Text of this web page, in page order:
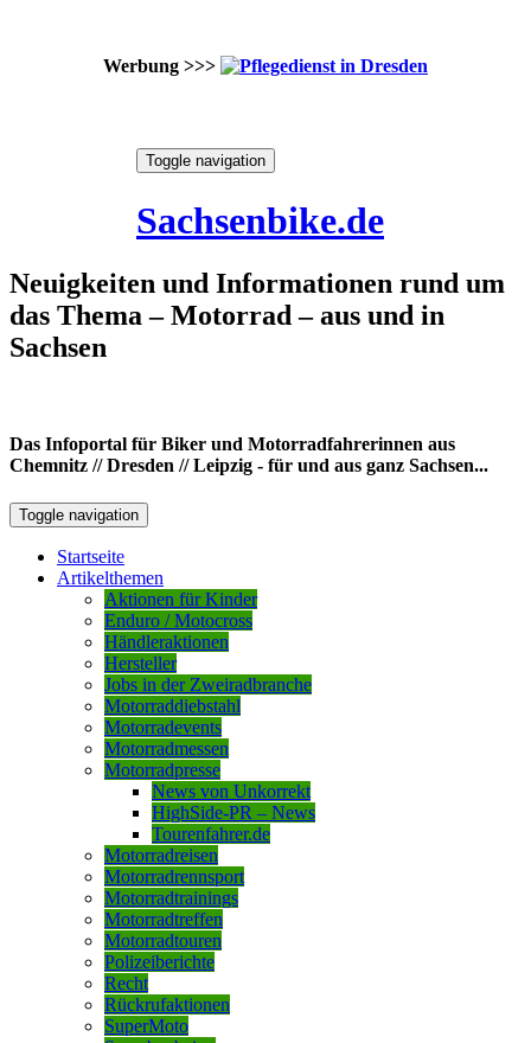
Werbung >>>
Toggle navigation
Sachsenbike.de
Neuigkeiten und Informationen rund um
das Thema – Motorrad – aus und in
Sachsen
Das Infoportal für Biker und Motorradfahrerinnen aus
Chemnitz // Dresden // Leipzig - für und aus ganz Sachsen...
Toggle navigation
Startseite
Artikelthemen
Aktionen für Kinder
Enduro / Motocross
Händleraktionen
Hersteller
Jobs in der Zweiradbranche
Motorraddiebstahl
Motorradevents
Motorradmessen
Motorradpresse
News von Unkorrekt
HighSide-PR – News
Tourenfahrer.de
Motorradreisen
Motorradrennsport
Motorradtrainings
Motorradtreffen
Motorradtouren
Polizeiberichte
Recht
Rückrufaktionen
SuperMoto